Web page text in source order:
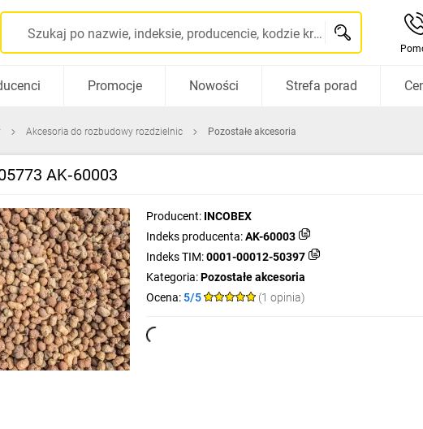
Szukaj po nazwie, indeksie, producencie, kodzie kreskowym...
Promocje Nowości Strefa porad
Akcesoria do rozbudowy rozdzielnic Pozostałe akcesoria
AK‑60003
Producent: INCOBEX
Indeks producenta:AK-60003
Indeks TIM:0001-00012-50397
Kategoria:Pozostałe akcesoria
Ocena: 5/5 (1 opinia)